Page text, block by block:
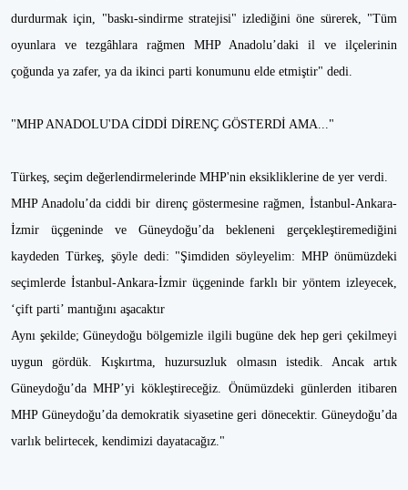
durdurmak için, "baskı-sindirme stratejisi" izlediğini öne sürerek, "Tüm
oyunlara ve tezgâhlara rağmen MHP Anadolu’daki il ve ilçelerinin
çoğunda ya zafer, ya da ikinci parti konumunu elde etmiştir" dedi.
"MHP ANADOLU'DA CİDDİ DİRENÇ GÖSTERDİ AMA..."
Türkeş, seçim değerlendirmelerinde MHP'nin eksikliklerine de yer verdi.
MHP Anadolu’da ciddi bir direnç göstermesine rağmen, İstanbul-Ankara-
İzmir üçgeninde ve Güneydoğu’da bekleneni gerçekleştiremediğini
kaydeden Türkeş, şöyle dedi: "Şimdiden söyleyelim: MHP önümüzdeki
seçimlerde İstanbul-Ankara-İzmir üçgeninde farklı bir yöntem izleyecek,
‘çift parti’ mantığını aşacaktır
Aynı şekilde; Güneydoğu bölgemizle ilgili bugüne dek hep geri çekilmeyi
uygun gördük. Kışkırtma, huzursuzluk olmasın istedik. Ancak artık
Güneydoğu’da MHP’yi kökleştireceğiz. Önümüzdeki günlerden itibaren
MHP Güneydoğu’da demokratik siyasetine geri dönecektir. Güneydoğu’da
varlık belirtecek, kendimizi dayatacağız."